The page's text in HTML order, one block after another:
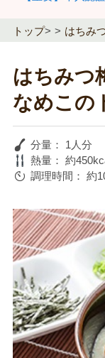
トップ> はちみ
はちみつ
なめこの
分量：
1人分
熱量： 約
調理時間： 約